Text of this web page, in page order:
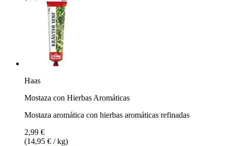
Haas
Mostaza con Hierbas Aromáticas
Mostaza aromática con hierbas aromáticas refinadas
2,99 €
(14,95 € / kg)